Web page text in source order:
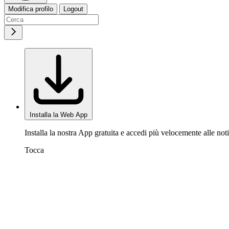
Modifica profilo Logout
Installa la Web App
Installa la nostra App gratuita e accedi più velocemente alle
Tocca